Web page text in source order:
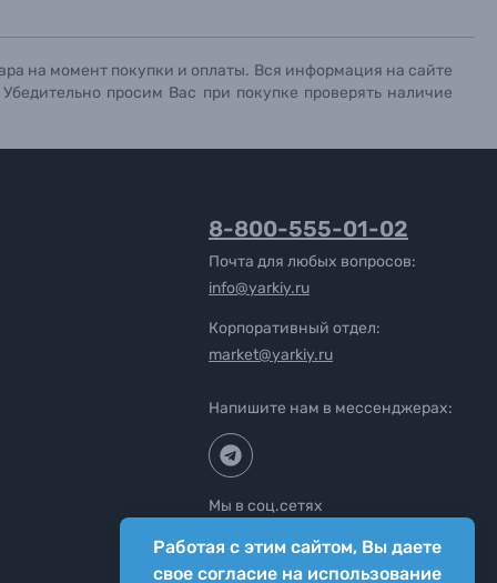
на момент покупки и оплаты. Вся информация на сайте
просим Вас при покупке проверять наличие
Работая с этим сайтом, Вы даете
свое согласие на использование
8-800-555-01-02
Почта для любых вопросов:
info@yarkiy.ru
Корпоративный отдел:
market@yarkiy.ru
Напишите нам в мессенджерах:
Мы в соц.сетях